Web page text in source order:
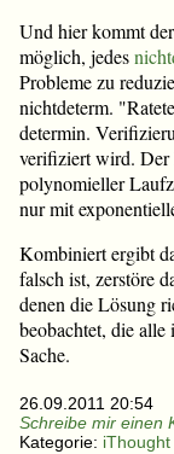
Und hier kommt
möglich, jedes
Probleme zu
nichtdeterm.
determin.
verifiziert wird. Der
polynomieller
nur mit
Kombiniert ergibt
falsch ist, zerstöre
denen die Lösung
beobachtet, die
Sache.
26.09.2011 20:54
Schreibe mir einen
Kategorie: iThought